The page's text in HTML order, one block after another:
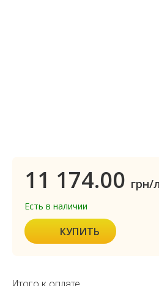
11 174.00 грн/
Есть в наличии
КУПИТЬ